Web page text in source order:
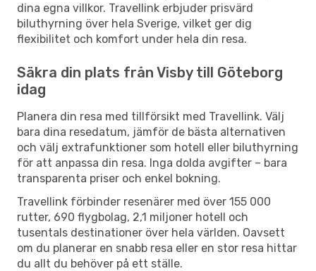
dina egna villkor. Travellink erbjuder prisvärd
biluthyrning över hela Sverige, vilket ger dig
flexibilitet och komfort under hela din resa.
Säkra din plats från Visby till Göteborg
idag
Planera din resa med tillförsikt med Travellink. Välj
bara dina resedatum, jämför de bästa alternativen
och välj extrafunktioner som hotell eller biluthyrning
för att anpassa din resa. Inga dolda avgifter – bara
transparenta priser och enkel bokning.
Travellink förbinder resenärer med över 155 000
rutter, 690 flygbolag, 2,1 miljoner hotell och
tusentals destinationer över hela världen. Oavsett
om du planerar en snabb resa eller en stor resa hittar
du allt du behöver på ett ställe.